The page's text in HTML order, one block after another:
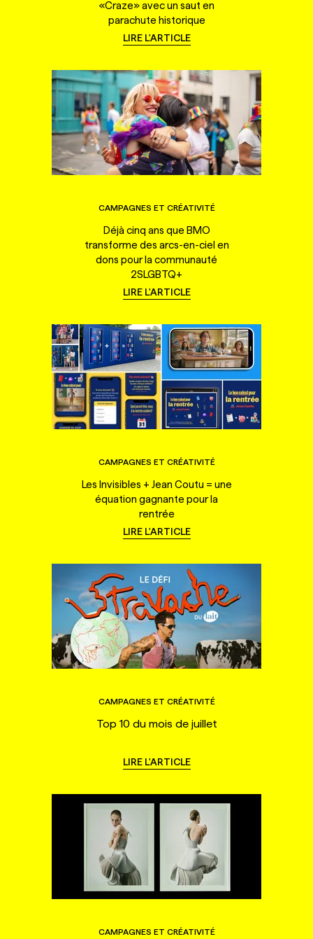
«Craze» avec un saut en
parachute historique
LIRE L'ARTICLE
CAMPAGNES ET CRÉATIVITÉ
Déjà cinq ans que BMO
transforme des arcs-en-ciel en
dons pour la communauté
2SLGBTQ+
LIRE L'ARTICLE
CAMPAGNES ET CRÉATIVITÉ
Les Invisibles + Jean Coutu = une
équation gagnante pour la
rentrée
LIRE L'ARTICLE
CAMPAGNES ET CRÉATIVITÉ
Top 10 du mois de juillet
LIRE L'ARTICLE
CAMPAGNES ET CRÉATIVITÉ